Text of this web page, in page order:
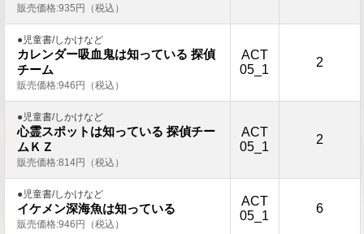
販売価格:935円（税込）
●児童書/しかけなど
カレンダー吸血鬼は知っている 探偵
チーム
販売価格:946円（税込）
ACT
05_1
2
●児童書/しかけなど
心霊スポットは知っている 探偵チー
ムＫＺ
販売価格:814円（税込）
ACT
05_1
2
●児童書/しかけなど
イケメン深海魚は知っている
販売価格:946円（税込）
ACT
05_1
6